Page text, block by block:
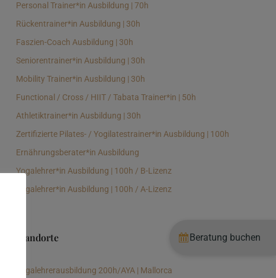
Personal Trainer*in Ausbildung | 70h
Rückentrainer*in Ausbildung | 30h
Faszien-Coach Ausbildung | 30h
Seniorentrainer*in Ausbildung | 30h
Mobility Trainer*in Ausbildung | 30h
Functional / Cross / HIIT / Tabata Trainer*in | 50h
Athletiktrainer*in Ausbildung | 30h
Zertifizierte Pilates- / Yogilatestrainer*in Ausbildung | 100h
Ernährungsberater*in Ausbildung
Yogalehrer*in Ausbildung | 100h / B-Lizenz
Yogalehrer*in Ausbildung | 100h / A-Lizenz
Standorte
Yogalehrerausbildung 200h/AYA | Mallorca
Beratung buchen